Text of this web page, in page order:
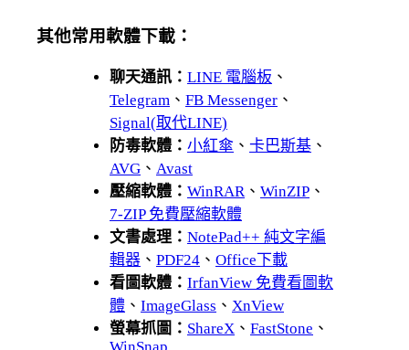
其他常用軟體下載：
聊天通訊： LINE 電腦板 、
Telegram 、 FB Messenger 、
Signal(取代LINE)
防毒軟體： 小紅傘 、 卡巴斯基 、
AVG 、 Avast
壓縮軟體： WinRAR 、 WinZIP 、
7-ZIP 免費壓縮軟體
文書處理： NotePad++ 純文字編
輯器 、 PDF24 、 Office下載
看圖軟體： IrfanView 免費看圖軟
體 、 ImageGlass 、 XnView
螢幕抓圖： ShareX 、 FastStone 、
WinSnap